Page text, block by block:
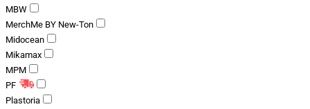
MBW
MerchMe BY New-Ton
Midocean
Mikamax
MPM
PF
Plastoria